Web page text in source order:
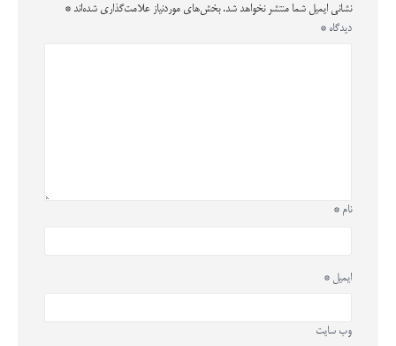
نشانی ایمیل شما منتشر نخواهد شد. بخش‌های موردنیاز علامت‌گذاری شده‌اند *
دیدگاه *
نام *
ایمیل *
وب‌ سایت